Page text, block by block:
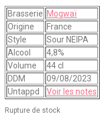
Brasserie Mogwaï
Origine
France
Style
Sour NEIPA
Alcool
4,8%
Volume
44 cl
DDM
09/08/2023
Untappd
Voir les notes
Rupture de stock